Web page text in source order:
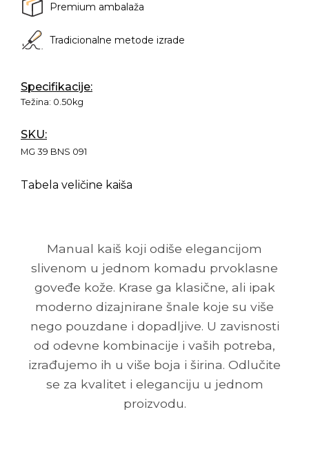
Premium ambalaža
Tradicionalne metode izrade
Specifikacije:
Težina: 0.50kg
SKU:
MG 39 BNS 091
Tabela veličine kaiša
Manual kaiš koji odiše elegancijom
slivenom u jednom komadu prvoklasne
goveđe kože. Krase ga klasične, ali ipak
moderno dizajnirane šnale koje su više
nego pouzdane i dopadljive. U zavisnosti
od odevne kombinacije i vaših potreba,
izrađujemo ih u više boja i širina. Odlučite
se za kvalitet i eleganciju u jednom
proizvodu.